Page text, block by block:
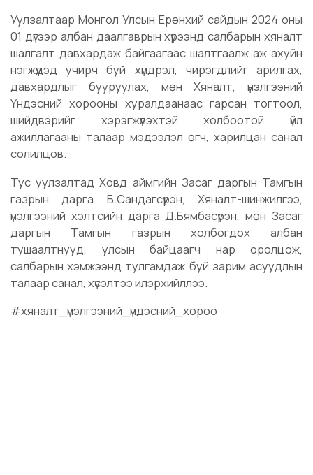
Уулзалтаар Монгол Улсын Ерөнхий сайдын 2024 оны
01 дүгээр албан даалгаврын хүрээнд салбарын хяналт
шалгалт давхардаж байгаагаас шалтгаалж аж ахуйн
нэгжүүдэд учирч буй хүндрэл, чирэгдлийг арилгах,
давхардлыг бууруулах, мөн Хяналт, үнэлгээний
Үндэсний хорооны хуралдаанаас гарсан тогтоол,
шийдвэрийг хэрэгжүүлэхтэй холбоотой үйл
ажиллагааны талаар мэдээлэл өгч, харилцан санал
солилцов.
Тус уулзалтад Ховд аймгийн Засаг даргын Тамгын
газрын дарга Б.Сандагсүрэн, Хяналт-шинжилгээ,
үнэлгээний хэлтсийн дарга Д.Бямбасүрэн, мөн Засаг
даргын Тамгын газрын холбогдох албан
тушаалтнууд, улсын байцаагч нар оролцож,
салбарын хэмжээнд тулгамдаж буй зарим асуудлын
талаар санал, хүсэлтээ илэрхийллээ.
#хяналт_үнэлгээний_үндэсний_хороо